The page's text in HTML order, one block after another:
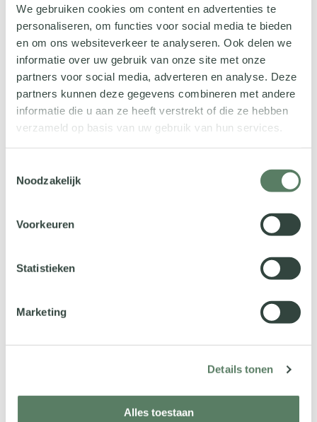
We gebruiken cookies om content en advertenties te
personaliseren, om functies voor social media te bieden
en om ons websiteverkeer te analyseren. Ook delen we
informatie over uw gebruik van onze site met onze
partners voor social media, adverteren en analyse. Deze
partners kunnen deze gegevens combineren met andere
informatie die u aan ze heeft verstrekt of die ze hebben
verzameld op basis van uw gebruik van hun services.
Noodzakelijk
Voorkeuren
Statistieken
Marketing
Details tonen
Alles toestaan
van 1 jaar wordt de overeenkomst stilzwijgend met 1 maand
verlengd met een opzegtermijn van 1 maand.
De prijs van een jaarabonnement is € 0,35 per ION per jaar
en het wordt maandelijks in rekening gebracht. Dat komt
neer op € 0,0292 excl. btw per ION per maand.
Akkoord privacy & gegevensverwerking
Ik ga ermee akkoord dat Vcare mijn gegevens verwerkt
om mijn aanvraag te behandelen, zoals beschreven in de
privacyverklaring.
Anti-robotverificatie
Anti-robotverificatie
Klik om te starten
FriendlyCaptcha ⇗